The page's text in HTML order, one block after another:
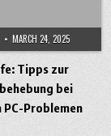
MARCH 24, 2025
Tipps zur
bei
PC-Problemen